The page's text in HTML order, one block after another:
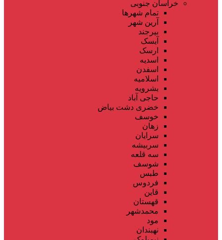
خراسان جنوبی
تمام شهر‌ها
آرین شهر
بیرجند
آیسک
ارسک
اسدیه
اسفدن
اسلامیه
بشرویه
حاجی آباد
خضری دشت بیاض
خوسف
زهان
سرایان
سربیشه
سه قلعه
شوسف
طبس
فردوس
قاین
قهستان
محمدشهر
مود
نهبندان